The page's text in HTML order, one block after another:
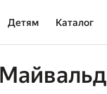
Детям Каталог